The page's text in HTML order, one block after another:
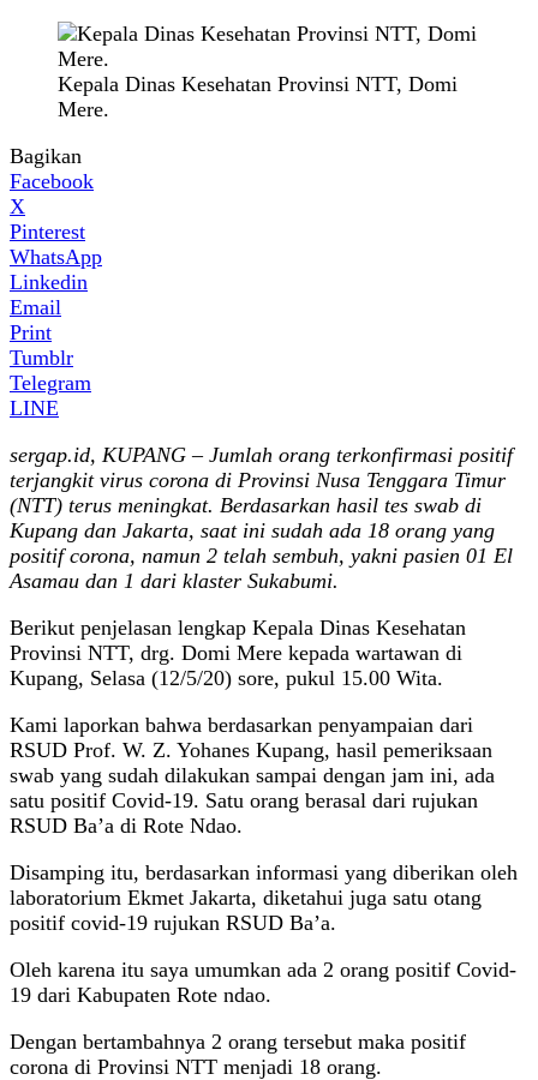
Kepala Dinas Kesehatan Provinsi NTT, Domi
Mere.
Bagikan
Facebook
X
Pinterest
WhatsApp
Linkedin
Email
Print
Tumblr
Telegram
LINE
sergap.id, KUPANG – Jumlah orang terkonfirmasi positif
terjangkit virus corona di Provinsi Nusa Tenggara Timur
(NTT) terus meningkat. Berdasarkan hasil tes swab di
Kupang dan Jakarta, saat ini sudah ada 18 orang yang
positif corona, namun 2 telah sembuh, yakni pasien 01 El
Asamau dan 1 dari klaster Sukabumi.
Berikut penjelasan lengkap Kepala Dinas Kesehatan
Provinsi NTT, drg. Domi Mere kepada wartawan di
Kupang, Selasa (12/5/20) sore, pukul 15.00 Wita.
Kami laporkan bahwa berdasarkan penyampaian dari
RSUD Prof. W. Z. Yohanes Kupang, hasil pemeriksaan
swab yang sudah dilakukan sampai dengan jam ini, ada
satu positif Covid-19. Satu orang berasal dari rujukan
RSUD Ba’a di Rote Ndao.
Disamping itu, berdasarkan informasi yang diberikan oleh
laboratorium Ekmet Jakarta, diketahui juga satu otang
positif covid-19 rujukan RSUD Ba’a.
Oleh karena itu saya umumkan ada 2 orang positif Covid-
19 dari Kabupaten Rote ndao.
Dengan bertambahnya 2 orang tersebut maka positif
corona di Provinsi NTT menjadi 18 orang.